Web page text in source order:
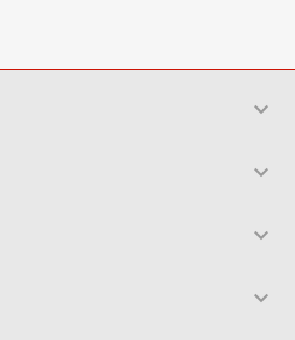



